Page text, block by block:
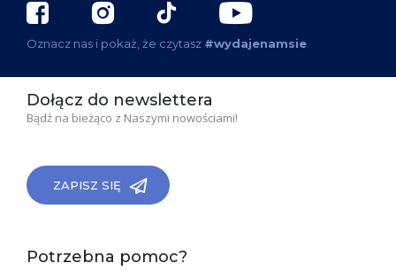
Oznacz nas i pokaż, że czytasz #wydajenamsie
Dołącz do newslettera
Bądź na bieżąco z Naszymi nowościami!
ZAPISZ SIĘ
Potrzebna pomoc?